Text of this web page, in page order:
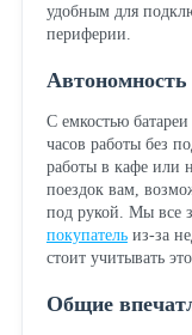
удобным для
периферии.
Автономность
С емкостью
часов работы без
работы в кафе или
поездок вам,
под рукой. Мы все
покупательиз-за
стоит учитывать
Общие